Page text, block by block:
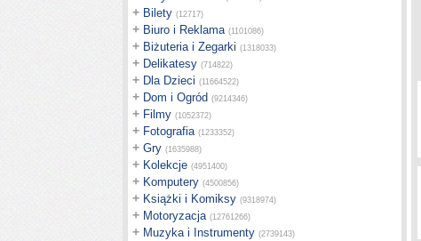
+ Bilety (12717)
+ Biuro i Reklama (1101086)
+ Biżuteria i Zegarki (1318033)
+ Delikatesy (714822)
+ Dla Dzieci (11664522)
+ Dom i Ogród (9214346)
+ Filmy (1052372)
+ Fotografia (1233352)
+ Gry (1635988)
+ Kolekcje (4951400)
+ Komputery (4500856)
+ Książki i Komiksy (9318974)
+ Motoryzacja (12761266)
+ Muzyka i Instrumenty (2739143)